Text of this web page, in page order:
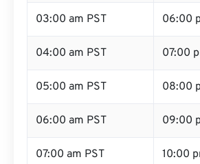
03:00 am PST 06:00
04:00 am PST 07:00
05:00 am PST 08:00
06:00 am PST 09:00
07:00 am PST 10:00